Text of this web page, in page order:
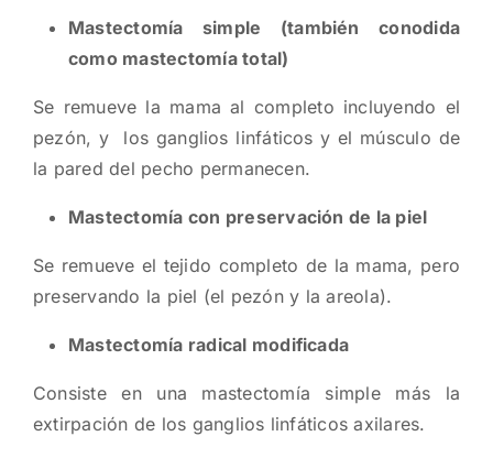
Mastectomía simple (también conodida
como mastectomía total)
Se remueve la mama al completo incluyendo el
pezón, y los ganglios linfáticos y el músculo de
la pared del pecho permanecen.
Mastectomía con preservación de la piel
Se remueve el tejido completo de la mama, pero
preservando la piel (el pezón y la areola).
Mastectomía radical modificada
Consiste en una mastectomía simple más la
extirpación de los ganglios linfáticos axilares.